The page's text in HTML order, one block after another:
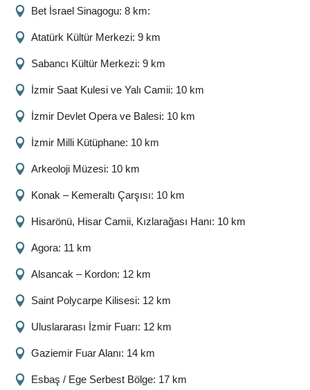
Bet İsrael Sinagogu: 8 km:
Atatürk Kültür Merkezi: 9 km
Sabancı Kültür Merkezi: 9 km
İzmir Saat Kulesi ve Yalı Camii: 10 km
İzmir Devlet Opera ve Balesi: 10 km
İzmir Milli Kütüphane: 10 km
Arkeoloji Müzesi: 10 km
Konak – Kemeraltı Çarşısı: 10 km
Hisarönü, Hisar Camii, Kızlarağası Hanı: 10 km
Agora: 11 km
Alsancak – Kordon: 12 km
Saint Polycarpe Kilisesi: 12 km
Uluslararası İzmir Fuarı: 12 km
Gaziemir Fuar Alanı: 14 km
Esbaş / Ege Serbest Bölge: 17 km